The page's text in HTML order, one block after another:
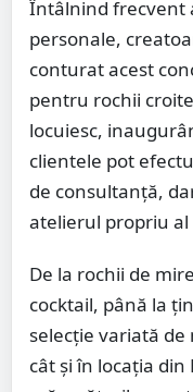
Întâlnind frecvent
personale,
conturat acest
pentru rochii
locuiesc,
clientele pot
de consultanță,
atelierul propriu
De la rochii de
cocktail, până la
selecție variată
cât și în locația